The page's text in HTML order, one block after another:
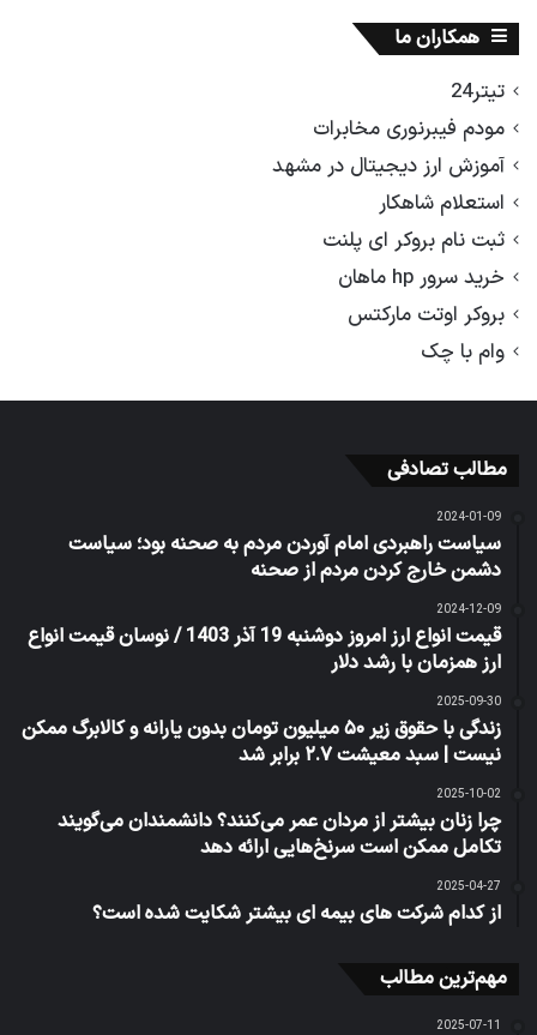
همکاران ما
تیتر24
مودم فیبرنوری مخابرات
آموزش ارز دیجیتال در مشهد
استعلام شاهکار
ثبت نام بروکر ای پلنت
خرید سرور hp ماهان
بروکر اوتت مارکتس
وام با چک
مطالب تصادفی
2024-01-09
سیاست راهبردی امام آوردن مردم به صحنه بود؛ سیاست
دشمن خارج کردن مردم از صحنه
2024-12-09
قیمت انواع ارز امروز دوشنبه 19 آذر 1403 / نوسان قیمت انواع
ارز همزمان با رشد دلار
2025-09-30
زندگی با حقوق زیر ۵۰ میلیون تومان بدون یارانه و کالابرگ ممکن
نیست | سبد معیشت ۲.۷ برابر شد
2025-10-02
چرا زنان بیشتر از مردان عمر می‌کنند؟ دانشمندان می‌گویند
تکامل ممکن است سرنخ‌هایی ارائه دهد
2025-04-27
از کدام شرکت های بیمه ای بیشتر شکایت شده است؟
مهم‌ترین مطالب
2025-07-11